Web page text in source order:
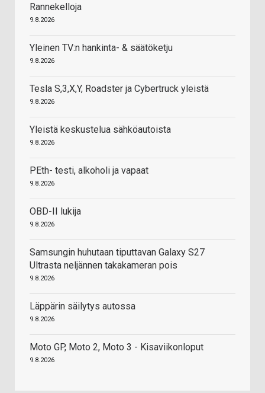
Rannekelloja
9.8.2026
Yleinen TV:n hankinta- & säätöketju
9.8.2026
Tesla S,3,X,Y, Roadster ja Cybertruck yleistä
9.8.2026
Yleistä keskustelua sähköautoista
9.8.2026
PEth- testi, alkoholi ja vapaat
9.8.2026
OBD-II lukija
9.8.2026
Samsungin huhutaan tiputtavan Galaxy S27
Ultrasta neljännen takakameran pois
9.8.2026
Läppärin säilytys autossa
9.8.2026
Moto GP, Moto 2, Moto 3 - Kisaviikonloput
9.8.2026